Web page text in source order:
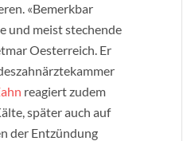
«Bemerkbar
und meist stechende
Oesterreich. Er
reagiert zudem
später auch auf
der Entzündung